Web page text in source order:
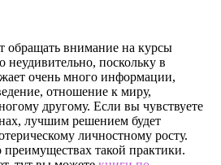
обращать внимание на курсы
неудивительно, поскольку в
очень много информации,
отношение к миру,
другому. Если вы чувствуете
лучшим решением будет
личностному росту.
такой практики.